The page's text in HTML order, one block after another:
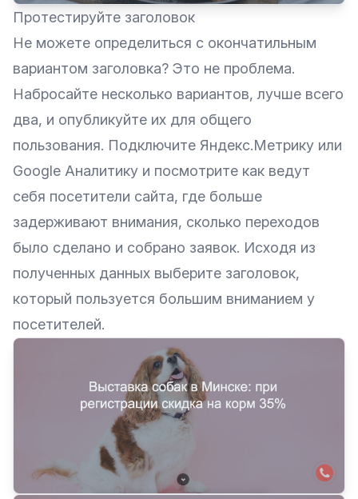
Протестируйте заголовок
Не можете определиться с окончатильным
вариантом заголовка? Это не проблема.
Набросайте несколько вариантов, лучше всего
два, и опубликуйте их для общего
пользования. Подключите Яндекс.Метрику или
Google Аналитику и посмотрите как ведут
себя посетители сайта, где больше
задерживают внимания, сколько переходов
было сделано и собрано заявок. Исходя из
полученных данных выберите заголовок,
который пользуется большим вниманием у
посетителей.